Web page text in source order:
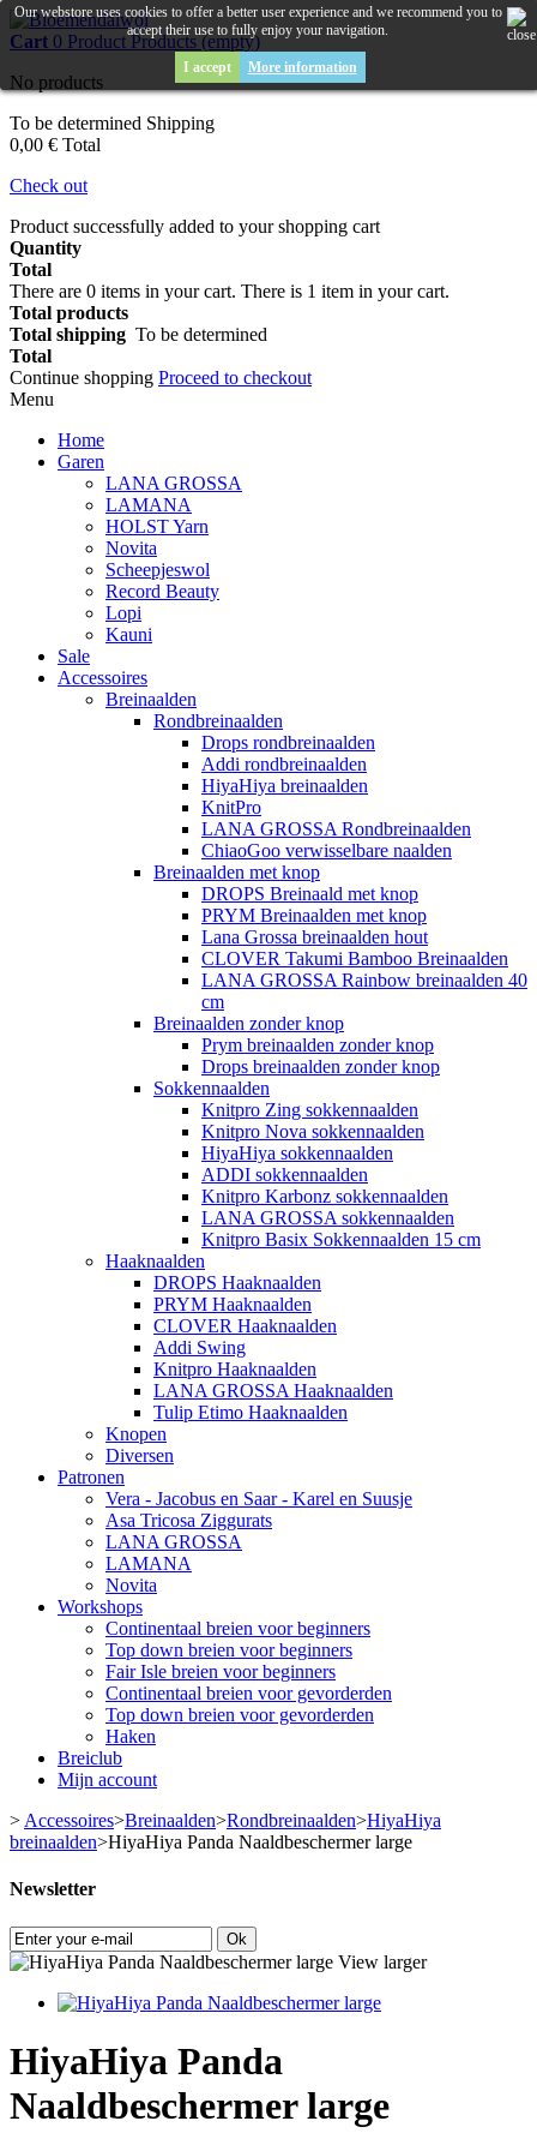
Cart 0 Product Products (empty)
No products
To be determined Shipping
0,00 € Total
Check out
Product successfully added to your shopping cart
Quantity
Total
There are 0 items in your cart. There is 1 item in your cart.
Total products
Total shipping To be determined
Total
Continue shopping Proceed to checkout
Menu
Home
Garen
LANA GROSSA
LAMANA
HOLST Yarn
Novita
Scheepjeswol
Record Beauty
Lopi
Kauni
Sale
Accessoires
Breinaalden
Rondbreinaalden
Drops rondbreinaalden
Addi rondbreinaalden
HiyaHiya breinaalden
KnitPro
LANA GROSSA Rondbreinaalden
ChiaoGoo verwisselbare naalden
Breinaalden met knop
DROPS Breinaald met knop
PRYM Breinaalden met knop
Lana Grossa breinaalden hout
CLOVER Takumi Bamboo Breinaalden
LANA GROSSA Rainbow breinaalden 40
cm
Breinaalden zonder knop
Prym breinaalden zonder knop
Drops breinaalden zonder knop
Sokkennaalden
Knitpro Zing sokkennaalden
Knitpro Nova sokkennaalden
HiyaHiya sokkennaalden
ADDI sokkennaalden
Knitpro Karbonz sokkennaalden
LANA GROSSA sokkennaalden
Knitpro Basix Sokkennaalden 15 cm
Haaknaalden
DROPS Haaknaalden
PRYM Haaknaalden
CLOVER Haaknaalden
Addi Swing
Knitpro Haaknaalden
LANA GROSSA Haaknaalden
Tulip Etimo Haaknaalden
Knopen
Diversen
Patronen
Vera - Jacobus en Saar - Karel en Suusje
Asa Tricosa Ziggurats
LANA GROSSA
LAMANA
Novita
Workshops
Continentaal breien voor beginners
Top down breien voor beginners
Fair Isle breien voor beginners
Continentaal breien voor gevorderden
Top down breien voor gevorderden
Haken
Breiclub
Mijn account
Our webstore uses cookies to offer a better user experience and we recommend you to
accept their use to fully enjoy your navigation.
I accept More information
> Accessoires>Breinaalden>Rondbreinaalden>HiyaHiya
breinaalden>HiyaHiya Panda Naaldbeschermer large
Newsletter
Ok
View larger
HiyaHiya Panda
Naaldbeschermer large